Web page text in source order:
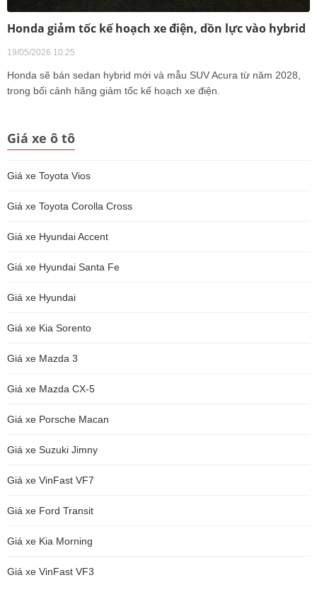
Honda giảm tốc kế hoạch xe điện, dồn lực vào hybrid
19/05/2026 10:25
Honda sẽ bán sedan hybrid mới và mẫu SUV Acura từ năm 2028,
trong bối cảnh hãng giảm tốc kế hoạch xe điện.
Giá xe ô tô
Giá xe Toyota Vios
Giá xe Toyota Corolla Cross
Giá xe Hyundai Accent
Giá xe Hyundai Santa Fe
Giá xe Hyundai
Giá xe Kia Sorento
Giá xe Mazda 3
Giá xe Mazda CX-5
Giá xe Porsche Macan
Giá xe Suzuki Jimny
Giá xe VinFast VF7
Giá xe Ford Transit
Giá xe Kia Morning
Giá xe VinFast VF3